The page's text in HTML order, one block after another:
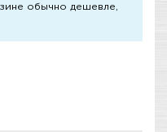
обычно дешевле,